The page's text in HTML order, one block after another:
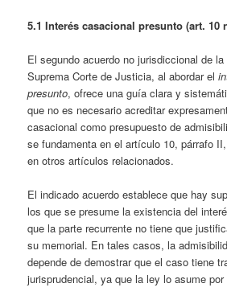
5.1Interés casacional presunto (art. 10
El segundo acuerdo no jurisdiccional de
Suprema Corte de Justicia, al abordar el
presunto, ofrece una guía clara y
que no es necesario acreditar
casacional como presupuesto de
se fundamenta en el artículo 10, párrafo
en otros artículos relacionados.
El indicado acuerdo establece que hay
los que se presume la existencia del
que la parte recurrente no tiene que
su memorial. En tales casos, la
depende de demostrar que el caso tiene
jurisprudencial, ya que la ley lo asume